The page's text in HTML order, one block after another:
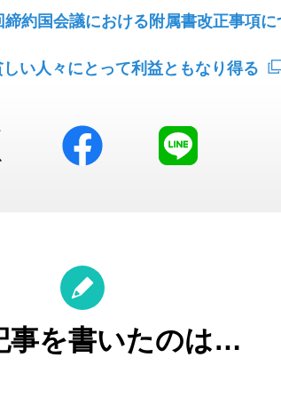
約国会議における附属書改正事項に
い人々にとって利益ともなり得る
facebook
事を書いたのは…